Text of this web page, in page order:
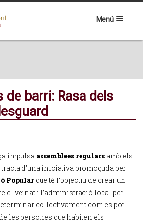
Menú
de barri: Rasa dels
impulsa assemblees regulars amb els
d’una iniciativa promoguda per
Popular que té l’objectiu de crear un
el veïnat i l’administració local per
col·lectivament com es pot
les persones que habiten els